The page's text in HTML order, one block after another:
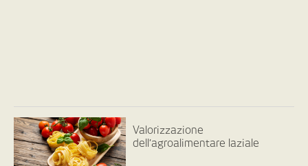
Valorizzazione
dell’agroalimentare laziale